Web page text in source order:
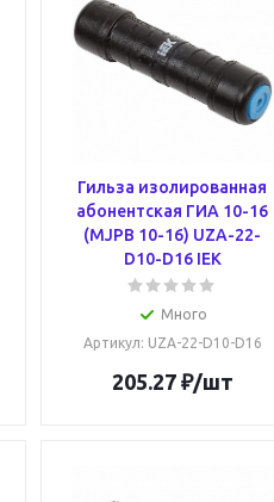
Гильза изолированная
абонентская ГИА 10-16
(MJPB 10-16) UZA-22-
D10-D16 IEK
Много
Артикул: UZA-22-D10-D16
205.27₽/шт